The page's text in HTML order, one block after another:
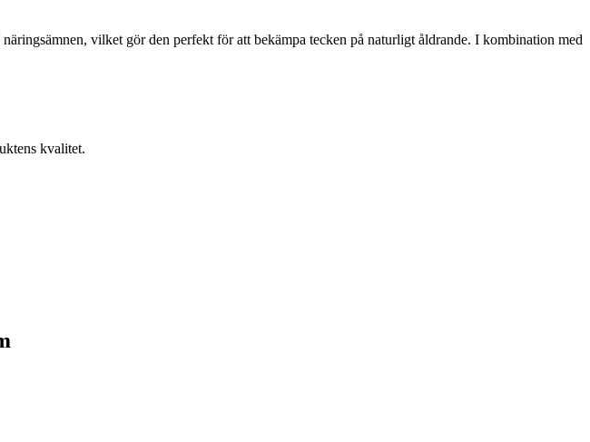
vilket gör den perfekt för att bekämpa tecken på naturligt åldrande. I kombination med
kvalitet.